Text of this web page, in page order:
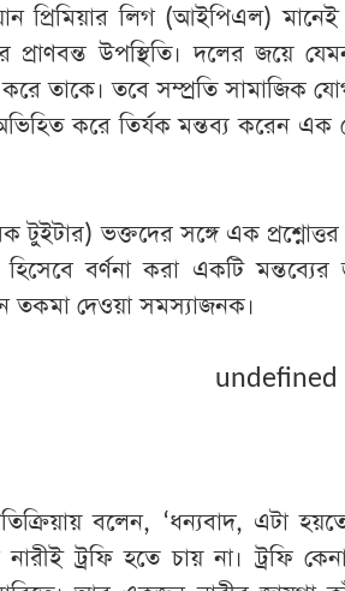
প্রিমিয়ার লিগ (আইপিএল) মানেই
প্রাণবন্ত উপস্থিতি। দলের জয়ে
করে তাকে। তবে সম্প্রতি সামাজিক
করে তির্যক মন্তব্য করেন
টুইটার) ভক্তদের সঙ্গে এক প্রশ্নোত্তর
হিসেবে বর্ণনা করা একটি
তকমা দেওয়া সমস্যাজনক।
undefined
বলেন, ‘ধন্যবাদ, এটা
ট্রফি হতে চায় না। ট্রফি